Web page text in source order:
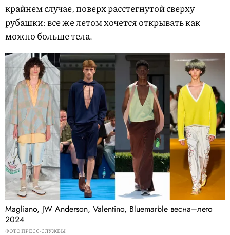
крайнем случае, поверх расстегнутой сверху
рубашки: все же летом хочется открывать как
можно больше тела.
Magliano, JW Anderson, Valentino, Bluemarble весна–лето
2024
ФОТО ПРЕСС-СЛУЖБЫ